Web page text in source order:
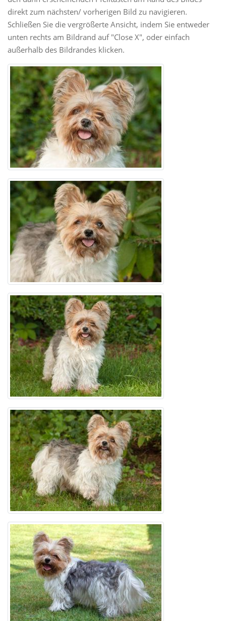
direkt zum nächsten/ vorherigen Bild zu navigieren.
Schließen Sie die vergrößerte Ansicht, indem Sie entweder
unten rechts am Bildrand auf "Close X", oder einfach
außerhalb des Bildrandes klicken.